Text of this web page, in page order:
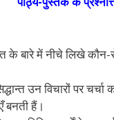
के बारे में नीचे लिखे
उन विचारों पर
बनती हैं।